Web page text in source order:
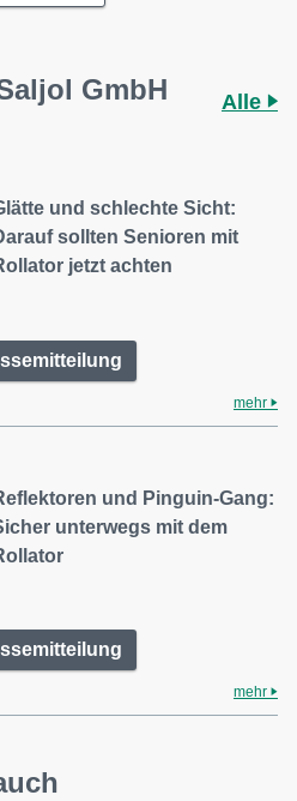
GmbH Alle
und schlechte Sicht:
sollten Senioren mit
jetzt achten
mehr
und Pinguin-Gang:
unterwegs mit dem
mehr